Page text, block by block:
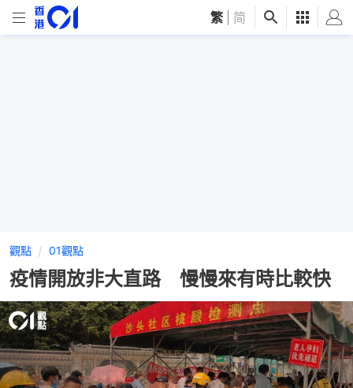
繁 简
觀點 01觀點
疫情開放非大直路 慢慢來有時比較快